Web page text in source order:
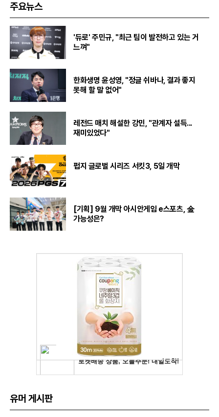
주요뉴스
'듀로' 주민규, "최근 팀이 발전하고 있는 거
느껴"
한화생명 윤성영, "정글 쉬바나, 결과 좋지
못해 할 말 없어"
레전드 매치 해설한 강민, "관계자 설득...
재미있었다"
펍지 글로벌 시리즈 서킷3, 5일 개막
[기획] 9월 개막 아시안게임 e스포츠, 金
가능성은?
유머 게시판